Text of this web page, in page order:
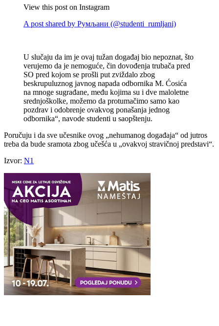
View this post on Instagram
A post shared by Румљани (@studenti_rumljani)
U slučaju da im je ovaj tužan događaj bio nepoznat, što
verujemo da je nemoguće, čin dovođenja trubača pred
SO pred kojom se prošli put zviždalo zbog
beskrupuluznog javnog napada odbornika M. Ćosića
na mnoge sugrađane, među kojima su i dve maloletne
srednjoškolke, možemo da protumačimo samo kao
pozdrav i odobrenje ovakvog ponašanja jednog
odbornika“, navode studenti u saopštenju.
Poručuju i da sve učesnike ovog „nehumanog događaja“ od jutros
treba da bude sramota zbog učešća u „ovakvoj stravičnoj predstavi“.
Izvor: N1